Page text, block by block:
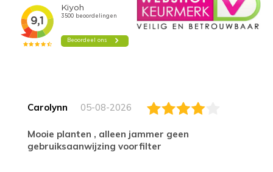
Carolynn 05-08-2026
Mooie planten , alleen jammer geen
gebruiksaanwijzing voorfilter